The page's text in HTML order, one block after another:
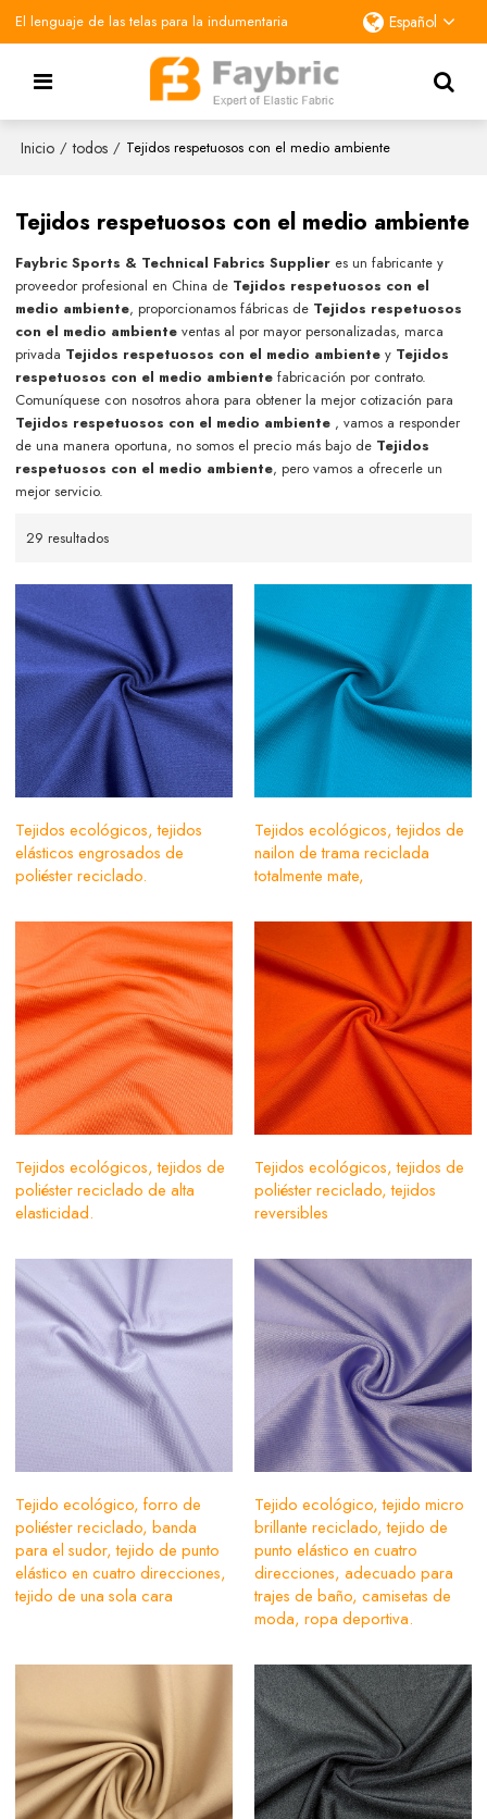
El lenguaje de las telas para la indumentaria Español
Inicio / todos / Tejidos respetuosos con el medio ambiente
Tejidos respetuosos con el medio ambiente
Faybric Sports & Technical Fabrics Supplier es un fabricante y
proveedor profesional en China de Tejidos respetuosos con el
medio ambiente, proporcionamos fábricas de Tejidos respetuosos
con el medio ambiente ventas al por mayor personalizadas, marca
privada Tejidos respetuosos con el medio ambiente y Tejidos
respetuosos con el medio ambiente fabricación por contrato.
Comuníquese con nosotros ahora para obtener la mejor cotización para
Tejidos respetuosos con el medio ambiente , vamos a responder
de una manera oportuna, no somos el precio más bajo de Tejidos
respetuosos con el medio ambiente, pero vamos a ofrecerle un
mejor servicio.
29 resultados
Tejidos ecológicos, tejidos
elásticos engrosados de
poliéster reciclado.
Tejidos ecológicos, tejidos de
nailon de trama reciclada
totalmente mate,
Tejidos ecológicos, tejidos de
poliéster reciclado de alta
elasticidad.
Tejidos ecológicos, tejidos de
poliéster reciclado, tejidos
reversibles
Tejido ecológico, forro de
poliéster reciclado, banda
para el sudor, tejido de punto
elástico en cuatro direcciones,
tejido de una sola cara
Tejido ecológico, tejido micro
brillante reciclado, tejido de
punto elástico en cuatro
direcciones, adecuado para
trajes de baño, camisetas de
moda, ropa deportiva.